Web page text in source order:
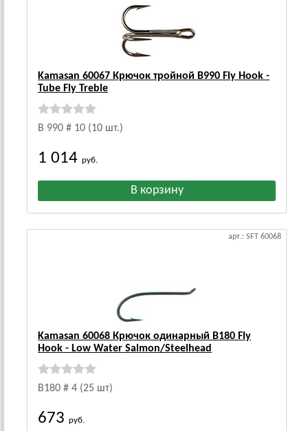
Kamasan 60067 Крючок тройной B990 Fly Hook -
Tube Fly Treble
B 990 # 10 (10 шт.)
1 014 руб.
арт.: SFT 60068
Kamasan 60068 Крючок одинарный B180 Fly
Hook - Low Water Salmon/Steelhead
B180 # 4 (25 шт)
673 руб.